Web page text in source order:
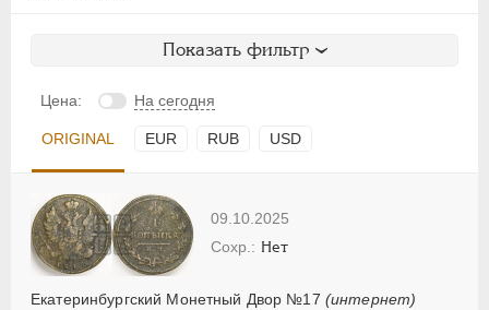
Показать фильтр
Цена: На сегодня
ORIGINAL EUR RUB USD
09.10.2025
Екатеринбургский Монетный Двор №17 (интернет)
Нет